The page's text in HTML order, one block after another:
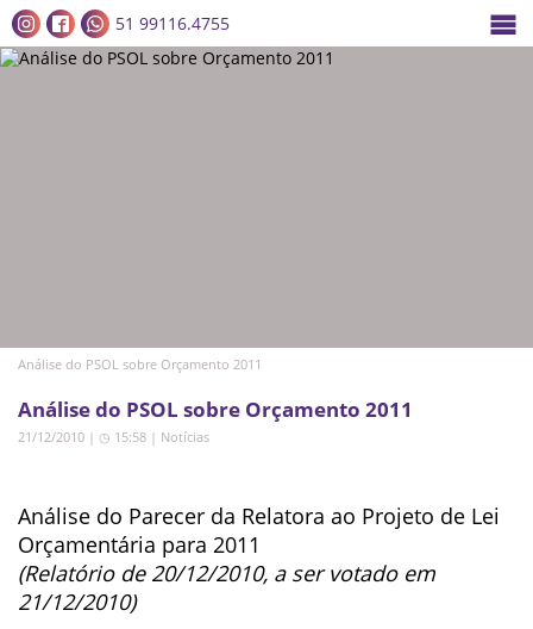
51 99116.4755
Análise do PSOL sobre Orçamento 2011
Análise do PSOL sobre Orçamento 2011
21/12/2010 | ◷ 15:58 | Notícias
Análise do Parecer da Relatora ao Projeto de Lei
Orçamentária para 2011
(Relatório de 20/12/2010, a ser votado em
21/12/2010)